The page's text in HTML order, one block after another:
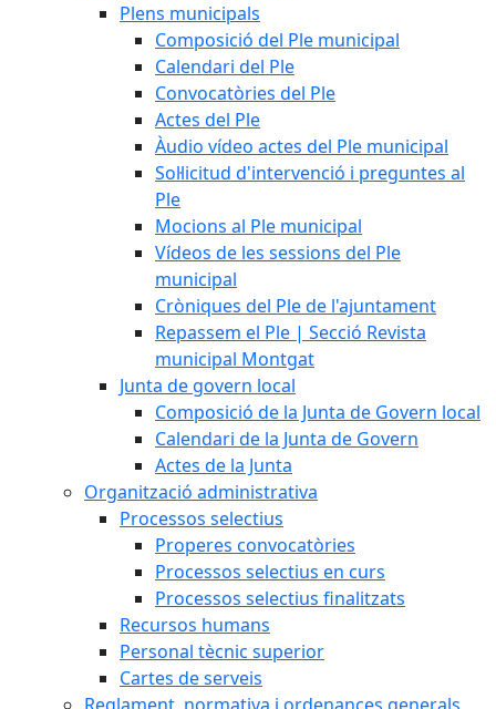
Plens municipals
Composició del Ple municipal
Calendari del Ple
Convocatòries del Ple
Actes del Ple
Àudio vídeo actes del Ple municipal
Sol·licitud d'intervenció i preguntes al
Ple
Mocions al Ple municipal
Vídeos de les sessions del Ple
municipal
Cròniques del Ple de l'ajuntament
Repassem el Ple | Secció Revista
municipal Montgat
Junta de govern local
Composició de la Junta de Govern local
Calendari de la Junta de Govern
Actes de la Junta
Organització administrativa
Processos selectius
Properes convocatòries
Processos selectius en curs
Processos selectius finalitzats
Recursos humans
Personal tècnic superior
Cartes de serveis